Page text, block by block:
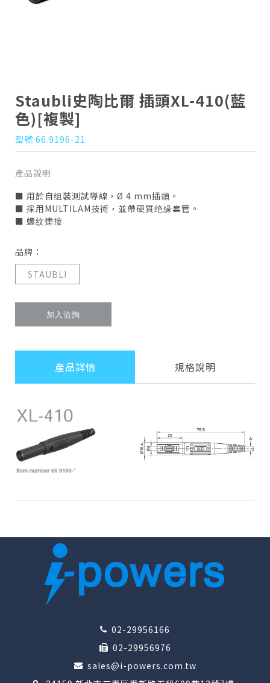
Staubli史陶比爾 插頭XL-410(藍
色)[複製]
型號 66.9196-21
產品說明
■ 用於自组裝測試導線，Ø 4 mm插頭。
■ 採用MULTILAM技術，並帶硬質绝缘套管。
■ 螺纹連接
品牌：
STAUBLI
加入洽詢
產品詳情 規格說明
02-29956166
02-29956976
sales@i-powers.com.tw